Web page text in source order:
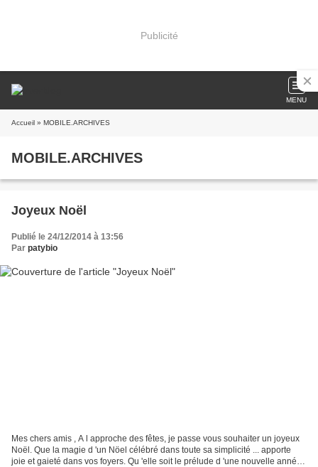
Publicité
MENU
Accueil » MOBILE.ARCHIVES
MOBILE.ARCHIVES
Joyeux Noël
Publié le 24/12/2014 à 13:56
Par patybio
Mes chers amis , A l approche des fêtes, je passe vous souhaiter un joyeux
Noël. Que la magie d 'un Nöel célébré dans toute sa simplicité ... apporte
joie et gaieté dans vos foyers. Qu 'elle soit le prélude d 'une nouvelle année